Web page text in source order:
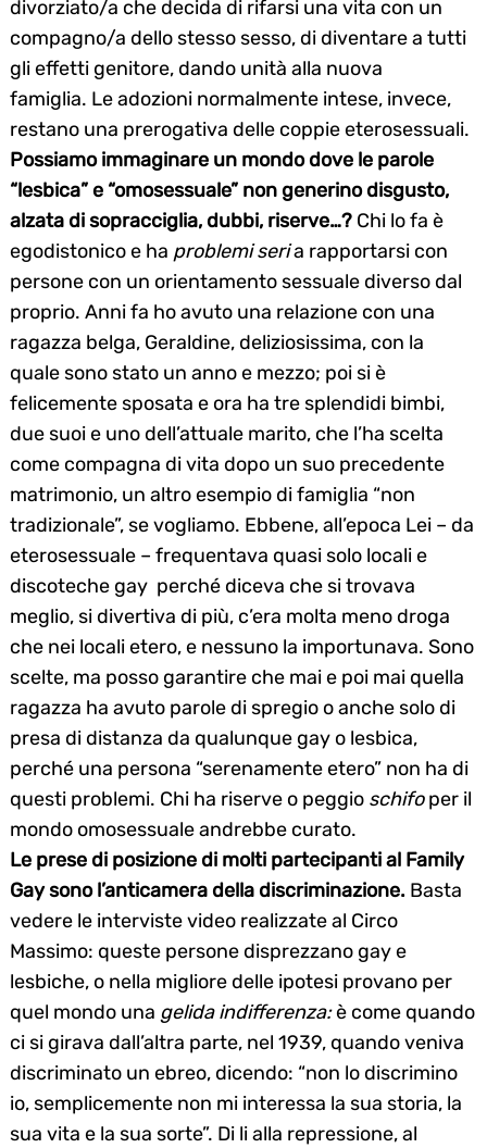
divorziato/a che decida di rifarsi una vita con un
compagno/a dello stesso sesso, di diventare a tutti
gli effetti genitore, dando unità alla nuova
famiglia. Le adozioni normalmente intese, invece,
restano una prerogativa delle coppie eterosessuali.
Possiamo immaginare un mondo dove le parole
“lesbica” e “omosessuale” non generino disgusto,
alzata di sopracciglia, dubbi, riserve…? Chi lo fa è
egodistonico e ha problemi seria rapportarsi con
persone con un orientamento sessuale diverso dal
proprio. Anni fa ho avuto una relazione con una
ragazza belga, Geraldine, deliziosissima, con la
quale sono stato un anno e mezzo; poi si è
felicemente sposata e ora ha tre splendidi bimbi,
due suoi e uno dell’attuale marito, che l’ha scelta
come compagna di vita dopo un suo precedente
matrimonio, un altro esempio di famiglia “non
tradizionale”, se vogliamo. Ebbene, all’epoca Lei – da
eterosessuale – frequentava quasi solo locali e
discoteche gay perché diceva che si trovava
meglio, si divertiva di più, c’era molta meno droga
che nei locali etero, e nessuno la importunava. Sono
scelte, ma posso garantire che mai e poi mai quella
ragazza ha avuto parole di spregio o anche solo di
presa di distanza da qualunque gay o lesbica,
perché una persona “serenamente etero” non ha di
questi problemi. Chi ha riserve o peggio schifoper il
mondo omosessuale andrebbe curato.
Le prese di posizione di molti partecipanti al Family
Gay sono l’anticamera della discriminazione. Basta
vedere le interviste video realizzate al Circo
Massimo: queste persone disprezzano gay e
lesbiche, o nella migliore delle ipotesi provano per
quel mondo una gelida indifferenza:è come quando
ci si girava dall’altra parte, nel 1939, quando veniva
discriminato un ebreo, dicendo: “non lo discrimino
io, semplicemente non mi interessa la sua storia, la
sua vita e la sua sorte”. Di li alla repressione, al